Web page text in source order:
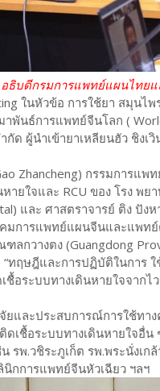
ธิบดีกรมการแพทย์แผนไทย
ในหัวข้อ การใช้ยา สมุนไ
พันธ์การแพทย์จีนโลก (
กัด ผู้นำเข้ายาเหลียนฮัว ชิง
Zhancheng) กรรมการแ
ายใจและ RCU ของ โรง พ
และ ศาสตราจารย์ ติง ปัง
มการแพทย์แผนจีนและแพท
กวางตง (Guangdong
“ทฤษฎีและการปฏิบัติในการ
เชื้อระบบทางเดินหายใจจาก
ยและประสบการณ์การใช้ทา
เชื้อระบบทางเดินหายใจอื่
รพ.วชิระภูเก็ต รพ.พระนั่ง
กการแพทย์จีนหัวเฉียว ฯลฯ